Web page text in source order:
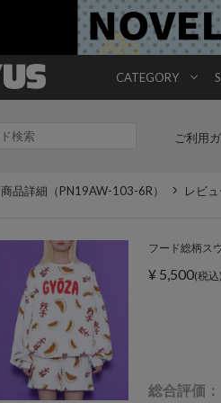
CATEGORY
ご利用
商品詳細（PN19AW-103-6R） レビ
フード総柄ス
¥ 5,500(税込)
総合評価：